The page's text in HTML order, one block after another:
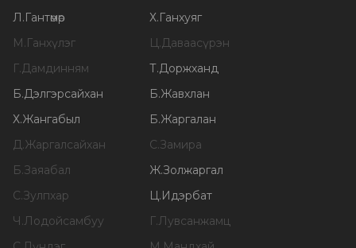
Л.Гантөмөр Х.Ганхуяг
М.Ганхүлэг Ц.Даваасүрэн
Г.Дамдинням Т.Доржханд
Б.Дэлгэрсайхан Б.Жавхлан
Х.Жангабыл Б.Жаргалан
Д.Жаргалсайхан С.Замира
Б.Заяабал Ж.Золжаргал
С.Зулпхар Ц.Идэрбат
Ч.Лодойсамбуу Г.Лувсанжамц